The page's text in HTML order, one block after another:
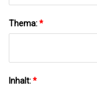
Thema:*
Inhalt:*